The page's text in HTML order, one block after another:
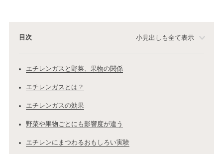
目次 小見出しも全て表示
エチレンガスと野菜、果物の関係
エチレンガスとは？
エチレンガスの効果
野菜や果物ごとにも影響度が違う
エチレンにまつわるおもしろい実験